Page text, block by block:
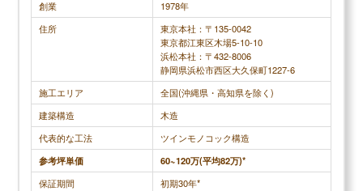
ますので、安心して暮らすためにも地震に強いとい
うところがとても気に入っています。また外壁はタ
イルにしたことがとても良かったなと感じていま
す。タイルにしたことで初期費用は増えてしまいま
したが、やはり傷がつかない、または目立たず、そ
の後のメンテナンスが不要なのでとても気に入って
います。
創業
1978年
住所
東京本社：〒135-0042
東京都江東区木場5-10-10
浜松本社：〒432-8006
静岡県浜松市西区大久保町1227-6
施工エリア
全国(沖縄県・高知県を除く)
建築構造
木造
代表的な工法
ツインモノコック構造
参考坪単価
60~120万(平均82万)*
保証期間
初期30年*